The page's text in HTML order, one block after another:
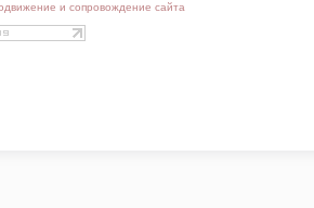
и сопровождение сайта